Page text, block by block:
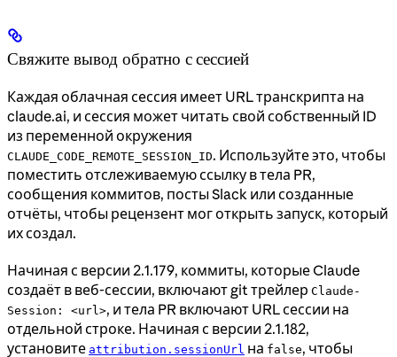
Свяжите вывод обратно с сессией
Каждая облачная сессия имеет URL транскрипта на
claude.ai, и сессия может читать свой собственный ID
из переменной окружения
CLAUDE_CODE_REMOTE_SESSION_ID. Используйте это, чтобы
поместить отслеживаемую ссылку в тела PR,
сообщения коммитов, посты Slack или созданные
отчёты, чтобы рецензент мог открыть запуск, который
их создал.
Начиная с версии 2.1.179, коммиты, которые Claude
создаёт в веб-сессии, включают git трейлер Claude-
Session: <url>, и тела PR включают URL сессии на
отдельной строке. Начиная с версии 2.1.182,
установите attribution.sessionUrl на false, чтобы